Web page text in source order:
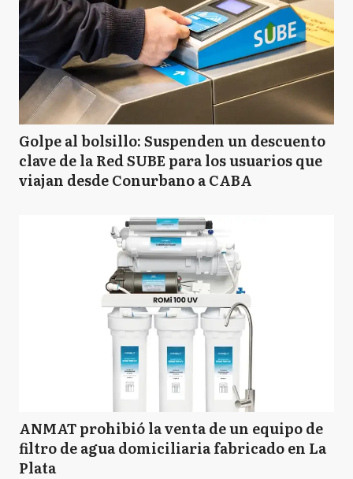
Golpe al bolsillo: Suspenden un descuento
clave de la Red SUBE para los usuarios que
viajan desde Conurbano a CABA
ANMAT prohibió la venta de un equipo de
filtro de agua domiciliaria fabricado en La
Plata